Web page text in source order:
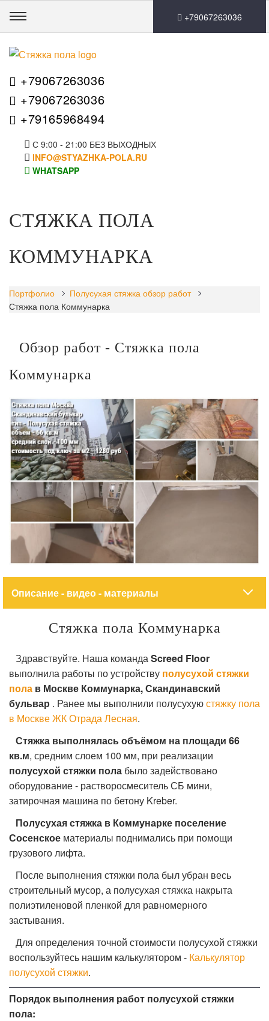
+79067263036
+79067263036
+79165968494
С 9:00 - 21:00 БЕЗ ВЫХОДНЫХ
INFO@STYAZHKA-POLA.RU
WHATSAPP
+79067263036
СТЯЖКА ПОЛА
КОММУНАРКА
Портфолио
Полусухая стяжка обзор работ
Стяжка пола Коммунарка
Обзор работ - Стяжка пола
Коммунарка
Описание - видео - материалы
Стяжка пола Коммунарка
Здравствуйте. Наша командаScreed Floor
выполнила работы по устройству полусухой стяжки
пола в Москве Коммунарка, Скандинавский
бульвар . Ранее мы выполнили полусухуюстяжку пола
в Москве ЖК Отрада Лесная.
Стяжка выполнялась объёмом на площади 66
кв.м, средним слоем 100 мм, при реализации
полусухой стяжки пола было задействовано
оборудование - растворосмеситель СБ мини,
затирочная машина по бетону Kreber.
Полусухая стяжка в Коммунарке поселение
Сосенское материалы поднимались при помощи
грузового лифта.
После выполнения стяжки пола был убран весь
строительный мусор, а полусухая стяжка накрыта
полиэтиленовой пленкой для равномерного
застывания.
Для определения точной стоимости полусухой стяжки
воспользуйтесь нашим калькулятором - Калькулятор
полусухой стяжки.
Порядок выполнения работ полусухой стяжки
пола: